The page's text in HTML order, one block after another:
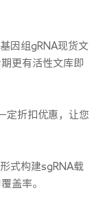
因组gRNA现货文
更有活性文库即
折扣优惠，让您
式构建sgRNA载
盖率。